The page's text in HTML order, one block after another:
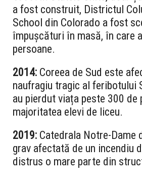
a fost construit, Districtul
School din Colorado a fost
împușcături în masă, în care
persoane.
2014: Coreea de Sud este
naufragiu tragic al feribotului
au pierdut viața peste 300 de
majoritatea elevi de liceu.
2019: Catedrala Notre-Dame
grav afectată de un incendiu
distrus o mare parte din